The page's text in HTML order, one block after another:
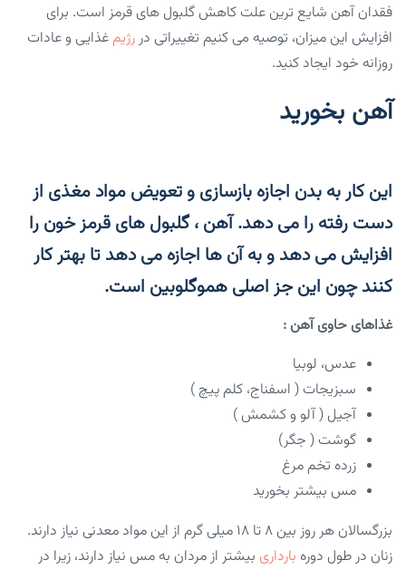
فقدان آهن شایع ترین علت کاهش گلبول های قرمز است. برای
افزایش این میزان، توصیه می کنیم تغییراتی در رژیم غذایی و عادات
روزانه خود ایجاد کنید.
آهن بخورید
این کار به بدن اجازه بازسازی و تعویض مواد مغذی از
دست رفته را می دهد. آهن ، گلبول های قرمز خون را
افزایش می دهد و به آن ها اجازه می دهد تا بهتر کار
کنند چون این جز اصلی هموگلوبین است.
غذاهای حاوی آهن :
عدس، لوبیا
سبزیجات ( اسفناج، کلم پیچ )
آجیل ( آلو و کشمش )
گوشت ( جگر)
زرده تخم مرغ
مس بیشتر بخورید
بزرگسالان هر روز بین ۸ تا ۱۸ میلی گرم از این مواد معدنی نیاز دارند.
زنان در طول دوره بارداری بیشتر از مردان به مس نیاز دارند، زیرا در